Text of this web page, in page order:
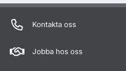
Kontakta oss
Jobba hos oss